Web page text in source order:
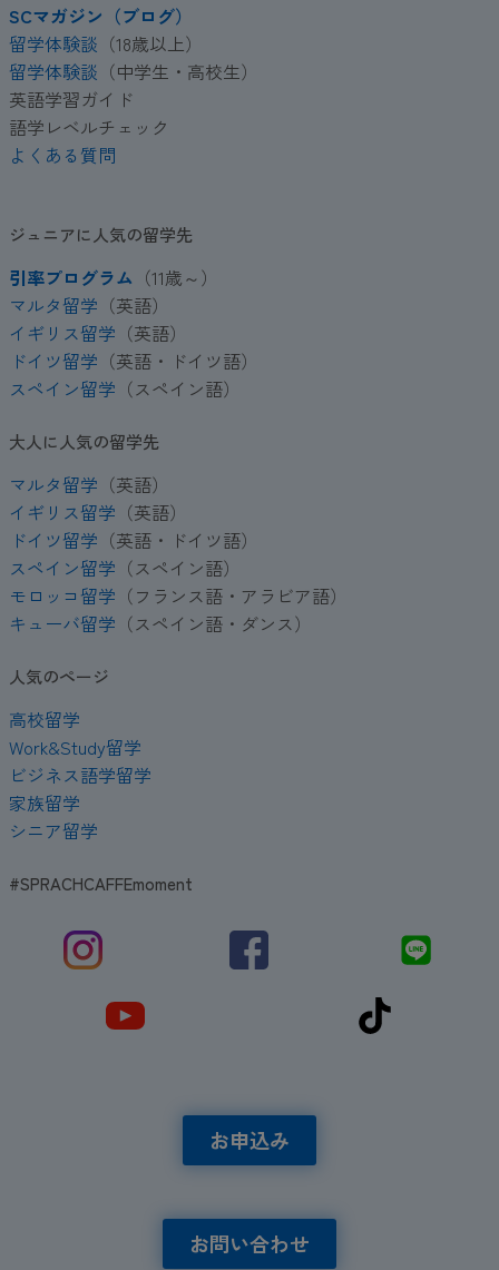
SCマガジン（ブログ）
留学体験談 （18歳以上）
留学体験談 （中学生・高校生）
英語学習ガイド
語学レベルチェック
よくある質問
ジュニアに人気の留学先
引率プログラム （11歳～）
マルタ留学 （英語）
イギリス留学 （英語）
ドイツ留学 （英語・ドイツ語）
スペイン留学 （スペイン語）
大人に人気の留学先
マルタ留学 （英語）
イギリス留学 （英語）
ドイツ留学 （英語・ドイツ語）
スペイン留学 （スペイン語）
モロッコ留学 （フランス語・アラビア語）
キューバ留学 （スペイン語・ダンス）
人気のページ
高校留学
Work&Study留学
ビジネス語学留学
家族留学
シニア留学
#SPRACHCAFFEmoment
お申込み
お問い合わせ